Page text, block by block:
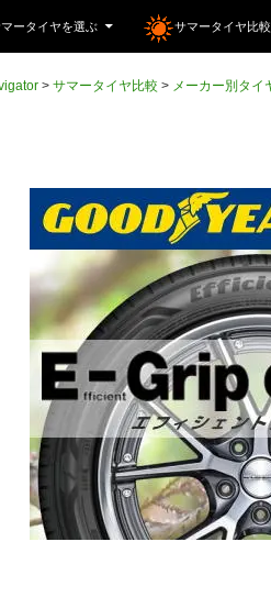
ータイヤを選ぶ
サマータイヤ比較
> サマータイヤ比較 > メーカー別タイ